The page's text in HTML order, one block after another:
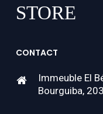
CONTACT
Immeuble El
Bourguiba,